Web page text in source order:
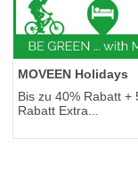
MOVEEN Holidays
Bis zu 40% Rabatt +
Rabatt Extra...